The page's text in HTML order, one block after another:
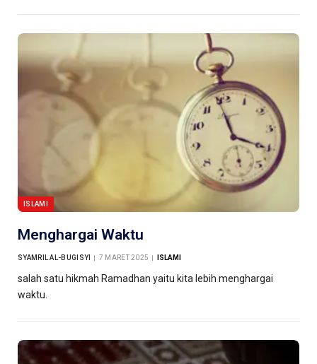
ISLAMI
Menghargai Waktu
SYAMRIL AL-BUGISYI 7 MARET 2025 ISLAMI
salah satu hikmah Ramadhan yaitu kita lebih menghargai
waktu.